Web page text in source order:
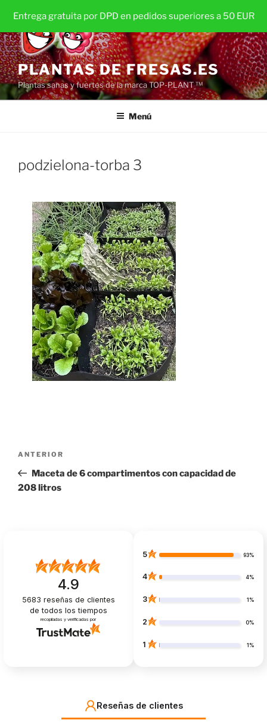
Entrega gratuita por DPD en pedidos superiores a 50 EUR
contenido
PLANTAS DE FRESAS.ES
Plantas sanas y fuertes de la marca TOP-PLANT ™
Menú
podzielona-torba 3
entradas
Entrada
anterior:
ANTERIOR
Maceta de 6 compartimentos con capacidad de
208 litros
4.9
5683 reseñas de clientes
de todos los tiempos
recopiladas y verificadas por
5 93%
4 4%
3 1%
2 0%
1 1%
Reseñas de clientes